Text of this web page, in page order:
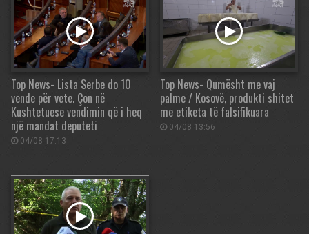
Top News- Lista Serbe do 10
vende për vete. Çon në
Kushtetuese vendimin që i heq
një mandat deputeti
04/08 17:13
Top News- Qumësht me vaj
palme / Kosovë, produkti shitet
me etiketa të falsifikuara
04/08 13:56